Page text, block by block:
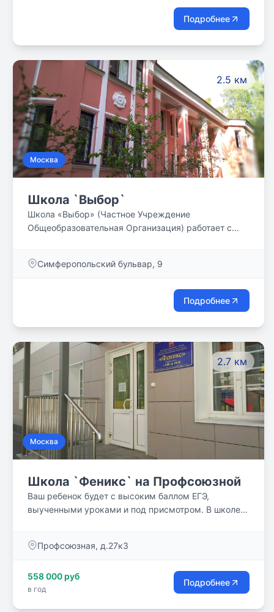
для родителей. 5 комфортных дизайнерских
учебных классов с современными проекторами,
3-10 класс. Теперь еще большее количество ребят
сможет обучаться новым технологиям и основам
IT-профессий.
Подробнее
2.5 км
Москва
Школа `Выбор`
Школа «Выбор» (Частное Учреждение
Общеобразовательная Организация) работает с
Симферопольский бульвар, 9
Подробнее
2.7 км
Москва
Школа `Феникс` на Профсоюзной
Ваш ребенок будет с высоким баллом ЕГЭ,
выученными уроками и под присмотром. В школе
Профсоюзная, д.27к3
558 000 руб
в год
Подробнее